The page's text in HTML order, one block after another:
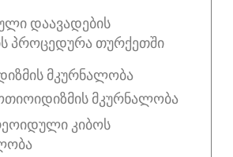
ᲓᲐᲐᲕᲐᲓᲔᲑᲘᲡ
ᲞᲠᲝᲪᲔᲓᲣᲠᲐ ᲗᲣᲠᲥᲔᲗᲨᲘ
ᲛᲙᲣᲠᲜᲐᲚᲝᲑᲐ
მკურნალობა
კიბოს